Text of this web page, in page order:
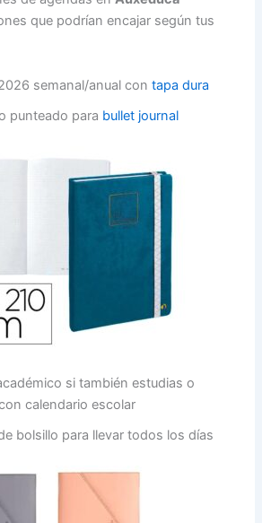
que podrían encajar según tus
semanal/anual contapa dura
punteado para bullet journal
si también estudias o
calendario escolar
bolsillo para llevar todos los días